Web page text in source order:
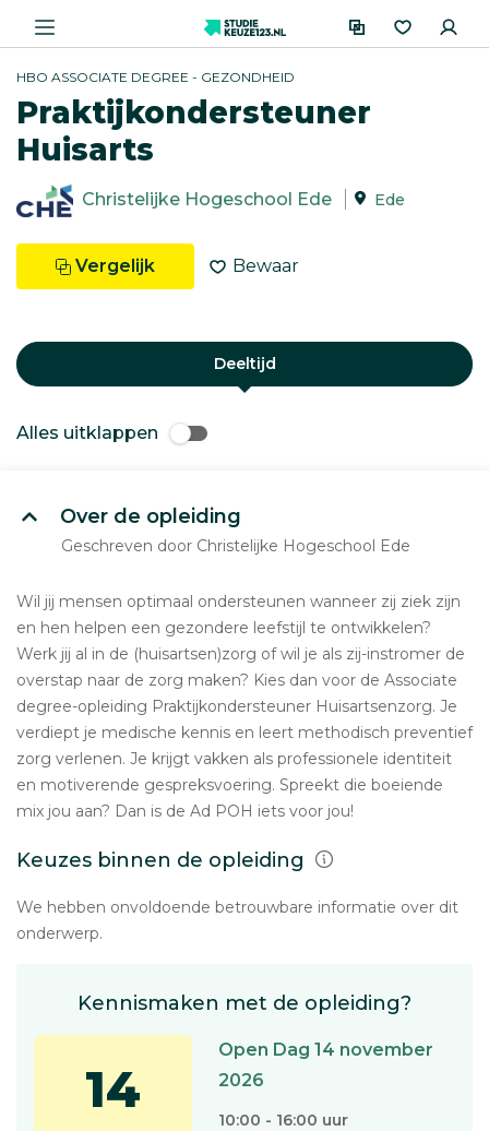
HBO ASSOCIATE DEGREE - GEZONDHEID
Praktijkondersteuner
Huisarts
Christelijke Hogeschool Ede Ede
Vergelijk Bewaar
Deeltijd
Alles uitklappen
Over de opleiding
Geschreven door Christelijke Hogeschool Ede
Wil jij mensen optimaal ondersteunen wanneer zij ziek zijn
en hen helpen een gezondere leefstijl te ontwikkelen?
Werk jij al in de (huisartsen)zorg of wil je als zij-instromer de
overstap naar de zorg maken? Kies dan voor de Associate
degree-opleiding Praktijkondersteuner Huisartsenzorg. Je
verdiept je medische kennis en leert methodisch preventief
zorg verlenen. Je krijgt vakken als professionele identiteit
en motiverende gespreksvoering. Spreekt die boeiende
mix jou aan? Dan is de Ad POH iets voor jou!
Keuzes binnen de opleiding
We hebben onvoldoende betrouwbare informatie over dit
onderwerp.
Kennismaken met de opleiding?
14
Open Dag 14 november
2026
10:00 - 16:00 uur